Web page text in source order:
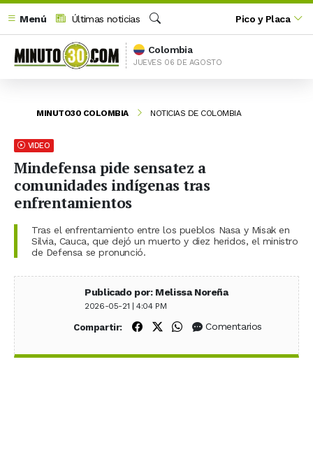
Menú
Últimas noticias
Buscar
Pico y Placa
Colombia
JUEVES 06 DE AGOSTO
MINUTO30 COLOMBIA NOTICIAS DE COLOMBIA
VIDEO
Mindefensa pide sensatez a
comunidades indígenas tras
enfrentamientos
Tras el enfrentamiento entre los pueblos Nasa y Misak en
Silvia, Cauca, que dejó un muerto y diez heridos, el ministro
de Defensa se pronunció.
Publicado por: Melissa Noreña
2026-05-21 | 4:04 PM
Compartir: Compartir en Facebook
Compartir en X (Twitter)
Compartir en WhatsApp
Comentarios